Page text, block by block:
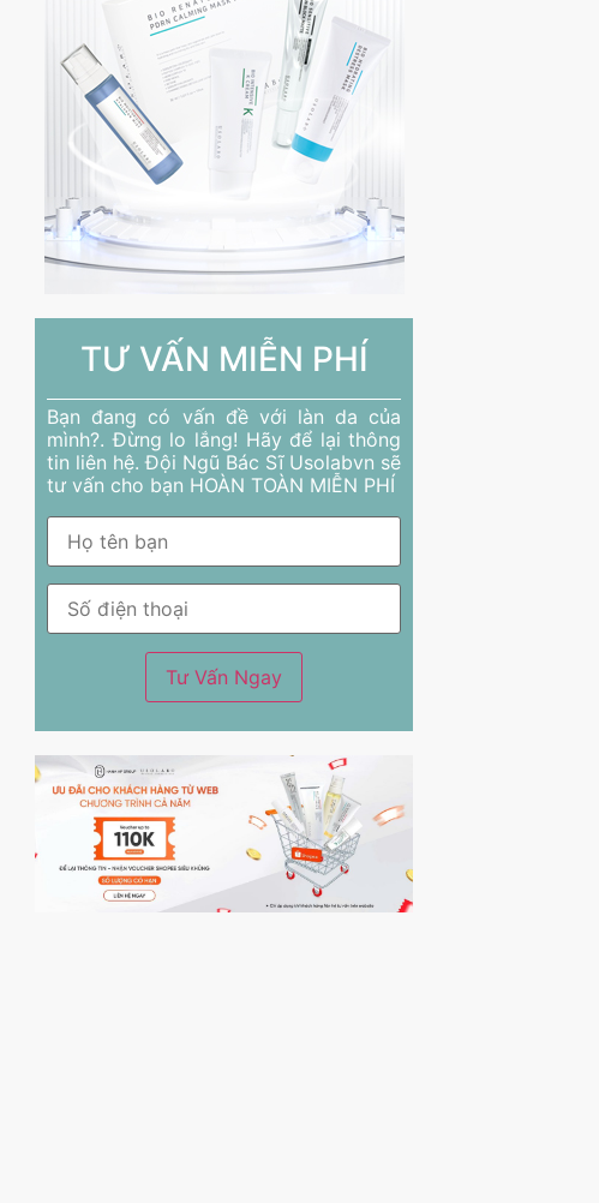
TƯ VẤN MIỄN PHÍ
Bạn đang có vấn đề với làn da của
mình?. Đừng lo lắng! Hãy để lại thông
tin liên hệ. Đội Ngũ Bác Sĩ Usolabvn sẽ
tư vấn cho bạn HOÀN TOÀN MIỄN PHÍ